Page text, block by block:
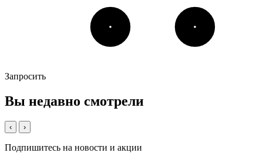
Запросить
Вы недавно смотрели
‹ ›
Подпишитесь на новости и акции